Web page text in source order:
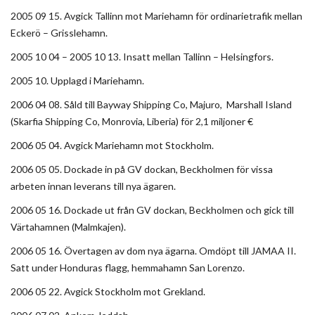
2005 09 15. Avgick Tallinn mot Mariehamn för ordinarietrafik mellan
Eckerö – Grisslehamn.
2005 10 04 – 2005 10 13. Insatt mellan Tallinn – Helsingfors.
2005 10. Upplagd i Mariehamn.
2006 04 08. Såld till Bayway Shipping Co, Majuro, Marshall Island
(Skarfia Shipping Co, Monrovia, Liberia) för 2,1 miljoner €
2006 05 04. Avgick Mariehamn mot Stockholm.
2006 05 05. Dockade in på GV dockan, Beckholmen för vissa
arbeten innan leverans till nya ägaren.
2006 05 16. Dockade ut från GV dockan, Beckholmen och gick till
Värtahamnen (Malmkajen).
2006 05 16. Övertagen av dom nya ägarna. Omdöpt till JAMAA II.
Satt under Honduras flagg, hemmahamn San Lorenzo.
2006 05 22. Avgick Stockholm mot Grekland.